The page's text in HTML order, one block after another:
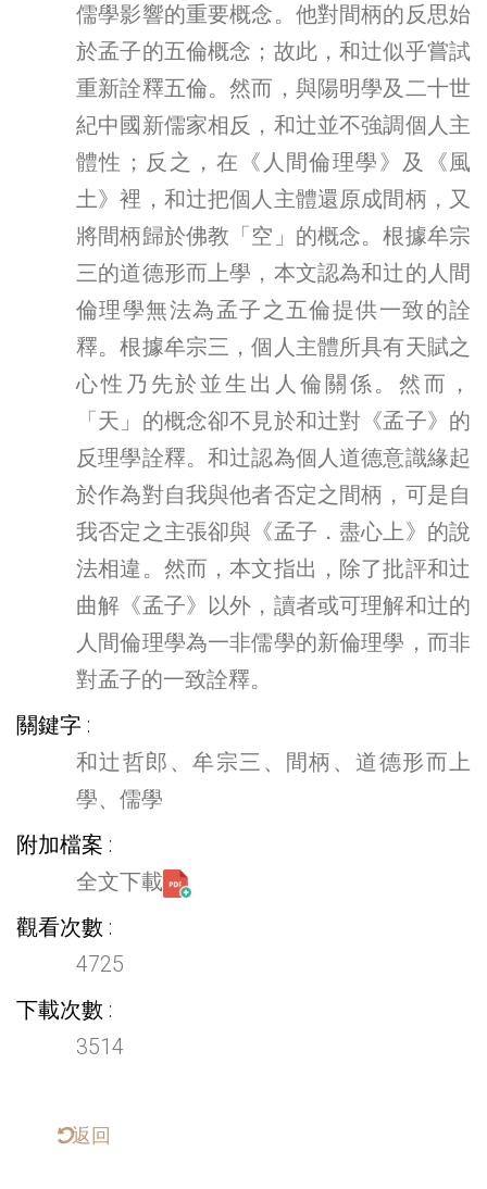
儒學影響的重要概念。他對間柄的反思始
於孟子的五倫概念；故此，和辻似乎嘗試
重新詮釋五倫。然而，與陽明學及二十世
紀中國新儒家相反，和辻並不強調個人主
體性；反之，在《人間倫理學》及《風
土》裡，和辻把個人主體還原成間柄，又
將間柄歸於佛教「空」的概念。根據牟宗
三的道德形而上學，本文認為和辻的人間
倫理學無法為孟子之五倫提供一致的詮
釋。根據牟宗三，個人主體所具有天賦之
心性乃先於並生出人倫關係。然而，
「天」的概念卻不見於和辻對《孟子》的
反理學詮釋。和辻認為個人道德意識緣起
於作為對自我與他者否定之間柄，可是自
我否定之主張卻與《孟子．盡心上》的說
法相違。然而，本文指出，除了批評和辻
曲解《孟子》以外，讀者或可理解和辻的
人間倫理學為一非儒學的新倫理學，而非
對孟子的一致詮釋。
關鍵字
和辻哲郎、牟宗三、間柄、道德形而上
學、儒學
附加檔案
全文下載
觀看次數
4725
下載次數
3514
返回